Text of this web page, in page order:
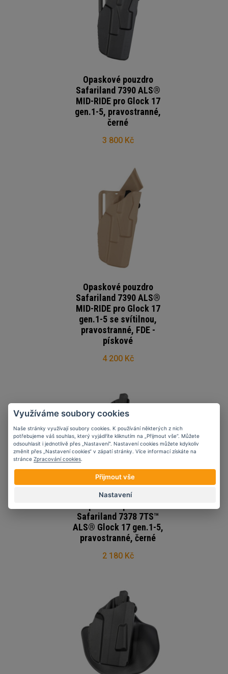
Opaskové pouzdro
Safariland 7390 ALS®
MID-RIDE pro Glock 17
gen.1-5, pravostranné,
černé
3 800 Kč
Opaskové pouzdro
Safariland 7390 ALS®
MID-RIDE pro Glock 17
gen.1-5 se svítilnou,
pravostranné, FDE -
pískové
4 200 Kč
Safariland 7378 7TS™
ALS® Glock 17 gen.1-5,
pravostranné, černé
2 180 Kč
Využíváme soubory cookies
Naše stránky využívají soubory cookies. K používání některých z nich
potřebujeme váš souhlas, který vyjádříte kliknutím na „Přijmout vše“. Můžete
odsouhlasit i jednotlivě přes „Nastavení“. Nastavení cookies můžete kdykoliv
změnit přes „Nastavení cookies“ v zápatí stránky. Více informací získáte na
stránce Zpracování cookies
Přijmout vše
Nastavení